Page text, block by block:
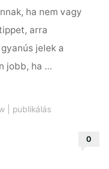
ha nem vagy
arra
jelek a
jobb, ha …
| publikálás
0